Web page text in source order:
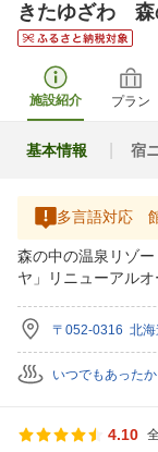
きたゆざわ 森
施設紹介 プラン
基本情報 宿
多言語対応
森の中の温泉リゾ
ヤ」リニューアルオ
〒052-0316 北海
いつでもあったか
4.10